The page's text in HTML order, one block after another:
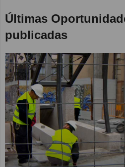
Últimas
publicadas